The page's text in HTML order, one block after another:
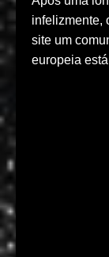
infelizmente,
site um
europeia